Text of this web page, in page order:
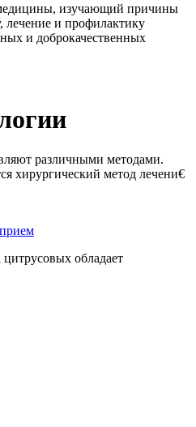
изучающий причины
лечение и профилактику
и доброкачественных
различными методами.
хирургический метод лечени€
обладает